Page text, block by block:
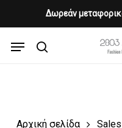
Δωρεάν
content
Menu
Cart
Αρχική σελίδα Sales